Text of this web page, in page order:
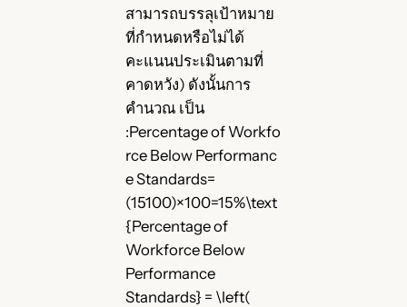
สามารถบรรลุเป้าหมาย
ที่กำหนดหรือไม่ได้
คะแนนประเมินตามที่
คาดหวัง) ดังนั้นการ
คำนวณ เป็น
:Percentage of Workfo
rce Below Performanc
e Standards=
(15100)×100=15%\text
{Percentage of
Workforce Below
Performance
Standards} = \left(